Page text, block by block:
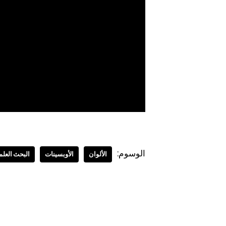
الوسوم: الألوان الأوبسينات البحث